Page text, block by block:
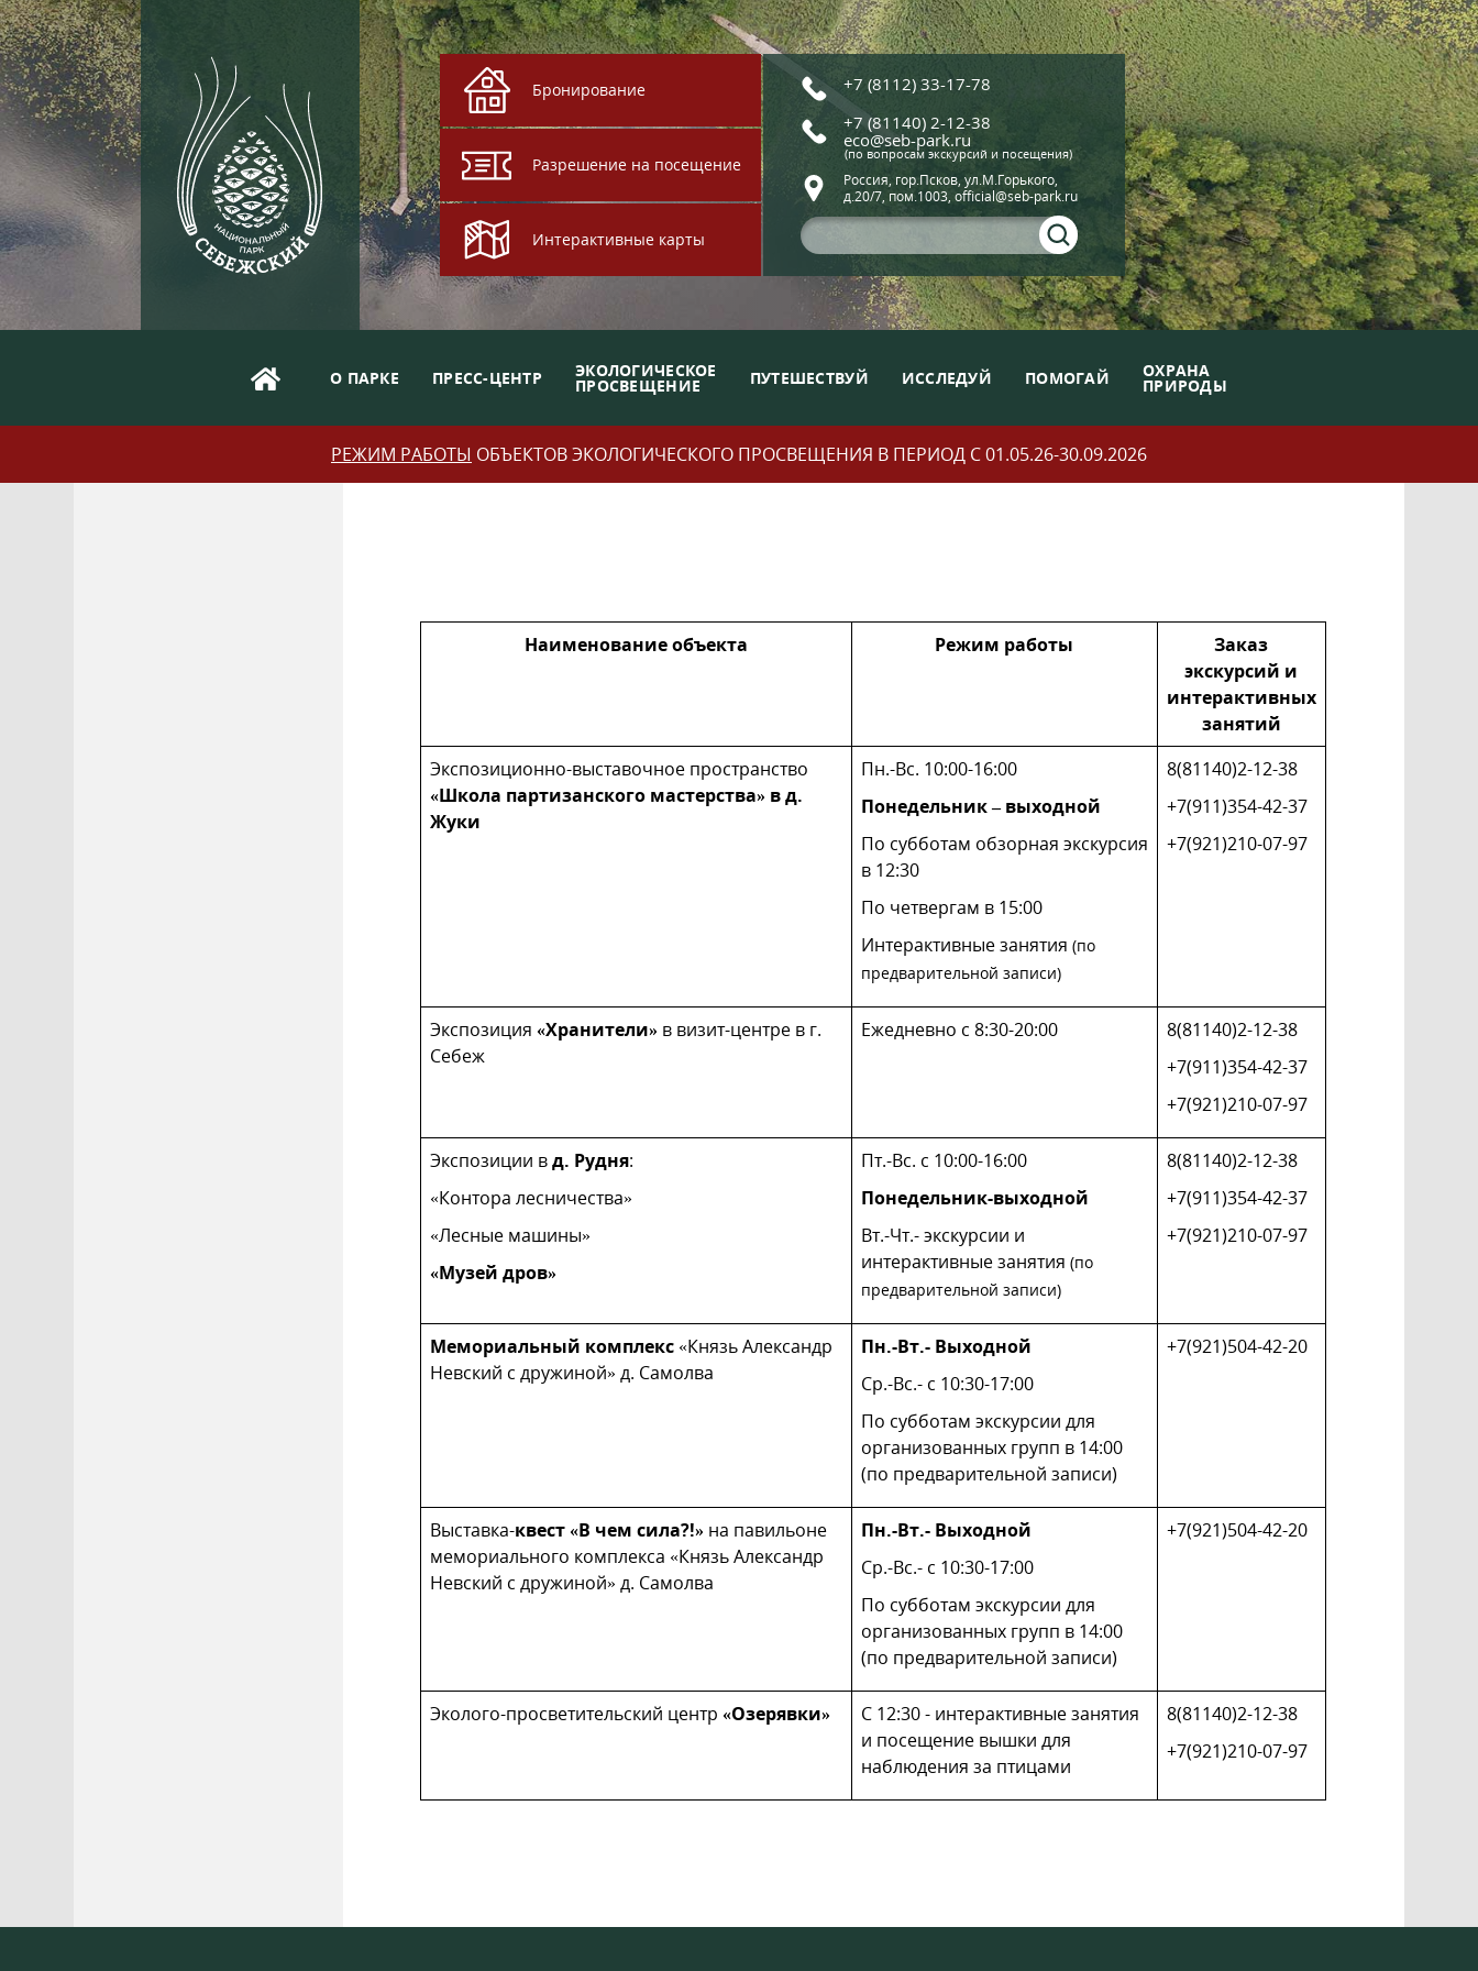
Бронирование
Разрешение на посещение
Интерактивные карты
+7 (8112) 33-17-78
+7 (81140) 2-12-38
eco@seb-park.ru
(по вопросам экскурсий и посещения)
Россия, гор.Псков, ул.М.Горького,
д.20/7, пом.1003, official@seb-park.ru
О ПАРКЕ ПРЕСС-ЦЕНТР ЭКОЛОГИЧЕСКОЕ
ПРОСВЕЩЕНИЕ ПУТЕШЕСТВУЙ ИССЛЕДУЙ ПОМОГАЙ ОХРАНА
ПРИРОДЫ
РЕЖИМ РАБОТЫ ОБЪЕКТОВ ЭКОЛОГИЧЕСКОГО ПРОСВЕЩЕНИЯ В ПЕРИОД С 01.05.26-30.09.2026
Наименование объекта Режим работы
Заказ
экскурсий и
интерактивных
занятий
Экспозиционно-выставочное пространство
«Школа партизанского мастерства» в д.
Жуки
Пн.-Вс. 10:00-16:00
Понедельник – выходной
По субботам обзорная экскурсия
в 12:30
По четвергам в 15:00
Интерактивные занятия (по
предварительной записи)
8(81140)2-12-38
+7(911)354-42-37
+7(921)210-07-97
Экспозиция «Хранители» в визит-центре в г.
Себеж
Ежедневно с 8:30-20:00
8(81140)2-12-38
+7(911)354-42-37
+7(921)210-07-97
Экспозиции вд. Рудня:
«Контора лесничества»
«Лесные машины»
«Музей дров»
Пт.-Вс. с 10:00-16:00
Понедельник-выходной
Вт.-Чт.- экскурсии и
интерактивные занятия (по
предварительной записи)
8(81140)2-12-38
+7(911)354-42-37
+7(921)210-07-97
Мемориальный комплекс«Князь Александр
Невский с дружиной» д. Самолва
Пн.-Вт.- Выходной
Ср.-Вс.- с 10:30-17:00
По субботам экскурсии для
организованных групп в 14:00
(по предварительной записи)
+7(921)504-42-20
Выставка-квест «В чем сила?!» на павильоне
мемориального комплекса «Князь Александр
Невский с дружиной» д. Самолва
Пн.-Вт.- Выходной
Ср.-Вс.- с 10:30-17:00
По субботам экскурсии для
организованных групп в 14:00
(по предварительной записи)
+7(921)504-42-20
Эколого-просветительский центр «Озерявки»
С 12:30 - интерактивные занятия
и посещение вышки для
наблюдения за птицами
8(81140)2-12-38
+7(921)210-07-97